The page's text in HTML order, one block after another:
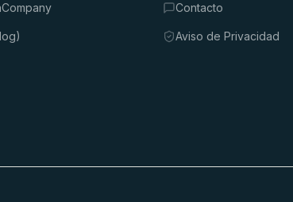
Contacto
Aviso de Privacidad